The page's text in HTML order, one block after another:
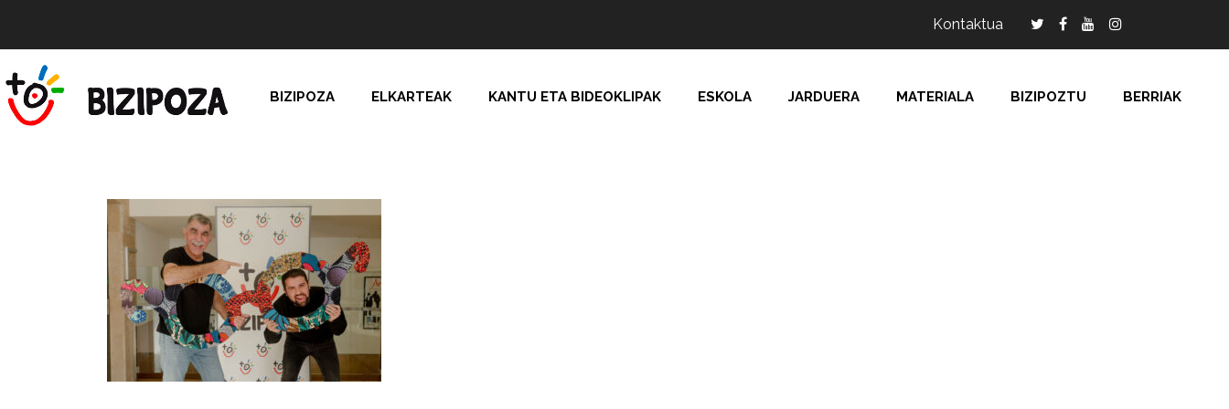
Kontaktua
BIZIPOZA ELKARTEAK KANTU ETA BIDEOKLIPAK ESKOLA JARDUERA MATERIALA BIZIPOZTU BERRIAK